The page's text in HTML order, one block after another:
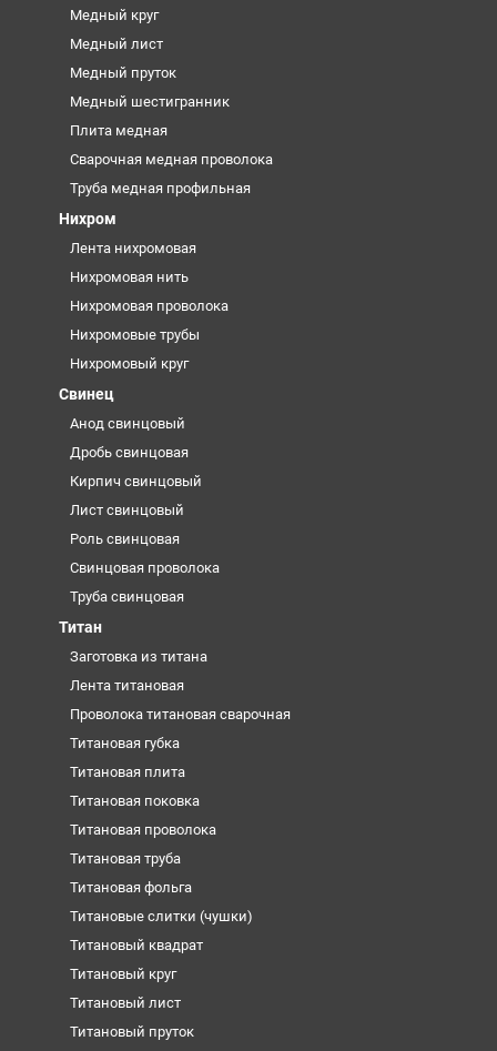
Медный круг
Медный лист
Медный пруток
Медный шестигранник
Плита медная
Сварочная медная проволока
Труба медная профильная
Нихром
Лента нихромовая
Нихромовая нить
Нихромовая проволока
Нихромовые трубы
Нихромовый круг
Свинец
Анод свинцовый
Дробь свинцовая
Кирпич свинцовый
Лист свинцовый
Роль свинцовая
Свинцовая проволока
Труба свинцовая
Титан
Заготовка из титана
Лента титановая
Проволока титановая сварочная
Титановая губка
Титановая плита
Титановая поковка
Титановая проволока
Титановая труба
Титановая фольга
Титановые слитки (чушки)
Титановый квадрат
Титановый круг
Титановый лист
Титановый пруток